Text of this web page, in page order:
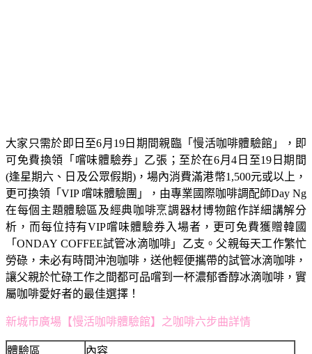
大家只需於即日至6月19日期間親臨「慢活咖啡體驗館」，即
可免費換領「嚐味體驗券」乙張；至於在6月4日至19日期間
(逢星期六、日及公眾假期)，場內消費滿港幣1,500元或以上，
更可換領「VIP 嚐味體驗團」，由專業國際咖啡調配師Day Ng
在每個主題體驗區及經典咖啡烹調器材博物館作詳細講解分
析，而每位持有VIP嚐味體驗券入場者，更可免費獲贈韓國
「ONDAY COFFEE試管冰滴咖啡」乙支。父親每天工作繁忙
勞碌，未必有時間沖泡咖啡，送他輕便攜帶的試管冰滴咖啡，
讓父親於忙碌工作之間都可品嚐到一杯濃郁香醇冰滴咖啡，實
屬咖啡愛好者的最佳選擇！
新城市廣場【慢活咖啡體驗館】之咖啡六步曲詳情
體驗區 內容